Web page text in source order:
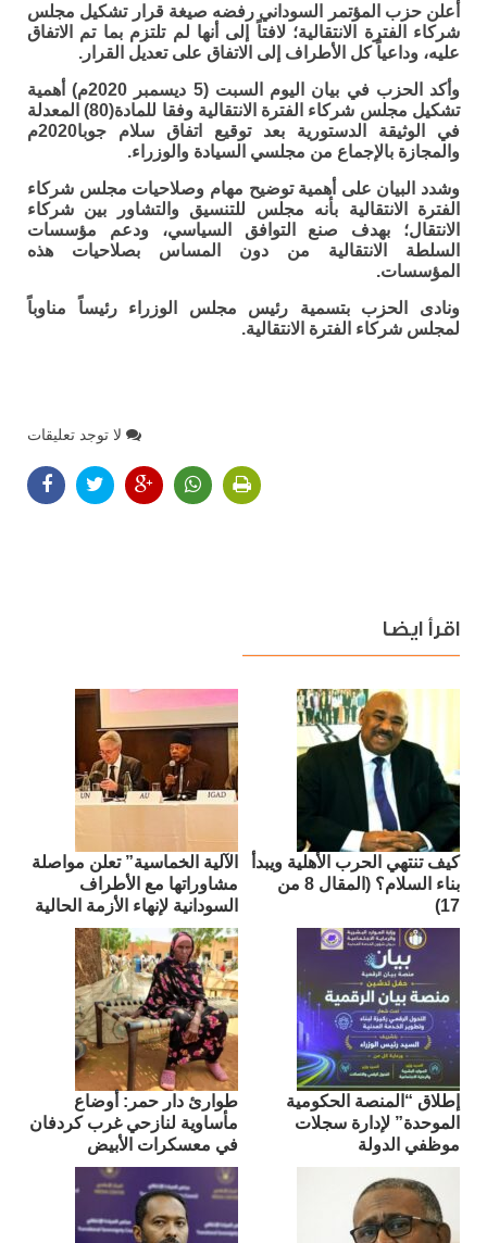
أعلن حزب المؤتمر السوداني رفضه صيغة قرار تشكيل مجلس
شركاء الفترة الانتقالية؛ لافتاً إلى أنها لم تلتزم بما تم الاتفاق
عليه، وداعياً كل الأطراف إلى الاتفاق على تعديل القرار.
وأكد الحزب في بيان اليوم السبت (5 ديسمبر 2020م) أهمية
تشكيل مجلس شركاء الفترة الانتقالية وفقا للمادة(80) المعدلة
في الوثيقة الدستورية بعد توقيع اتفاق سلام جوبا2020م
والمجازة بالإجماع من مجلسي السيادة والوزراء.
وشدد البيان على أهمية توضيح مهام وصلاحيات مجلس شركاء
الفترة الانتقالية بأنه مجلس للتنسيق والتشاور بين شركاء
الانتقال؛ بهدف صنع التوافق السياسي، ودعم مؤسسات
السلطة الانتقالية من دون المساس بصلاحيات هذه
المؤسسات.
ونادى الحزب بتسمية رئيس مجلس الوزراء رئيساً مناوباً
لمجلس شركاء الفترة الانتقالية.
لا توجد تعليقات
اقرأ ايضا
كيف تنتهي الحرب الأهلية ويبدأ
بناء السلام؟ (المقال 8 من
17)
الآلية الخماسية” تعلن مواصلة
مشاوراتها مع الأطراف
السودانية لإنهاء الأزمة الحالية
إطلاق “المنصة الحكومية
الموحدة” لإدارة سجلات
موظفي الدولة
طوارئ دار حمر: أوضاع
مأساوية لنازحي غرب كردفان
في معسكرات الأبيض